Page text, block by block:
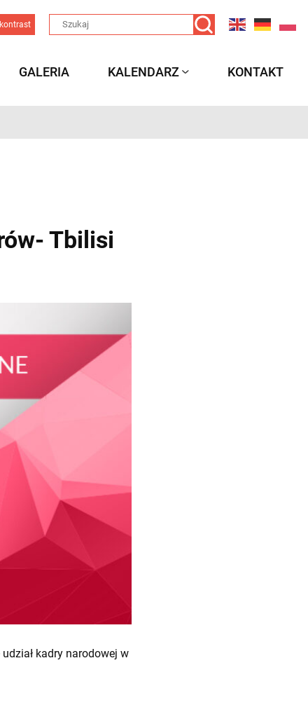
GALERIA KALENDARZ KONTAKT
Tbilisi
kadry narodowej w